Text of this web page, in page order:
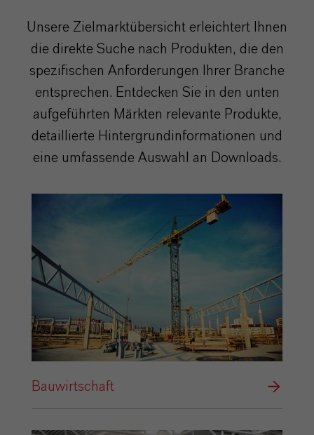
Unsere Zielmarktübersicht erleichtert Ihnen
die direkte Suche nach Produkten, die den
spezifischen Anforderungen Ihrer Branche
entsprechen. Entdecken Sie in den unten
aufgeführten Märkten relevante Produkte,
detaillierte Hintergrundinformationen und
eine umfassende Auswahl an Downloads.
Bauwirtschaft